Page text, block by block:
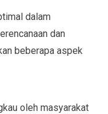
dalam
dan
beberapa aspek
oleh masyarakat